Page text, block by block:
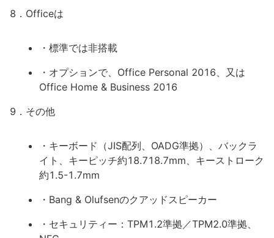
8．Officeは
・標準では非搭載
・オプションで、Office Personal 2016、又は
Office Home & Business 2016
9．その他
・キーボード（JIS配列、OADG準拠）、バックラ
イト、キーピッチ約18.718.7mm、キーストローク
約1.5-1.7mm
・Bang & Olufsenのクアッドスピーカー
・セキュリティー：TPM1.2準拠／TPM2.0準拠、